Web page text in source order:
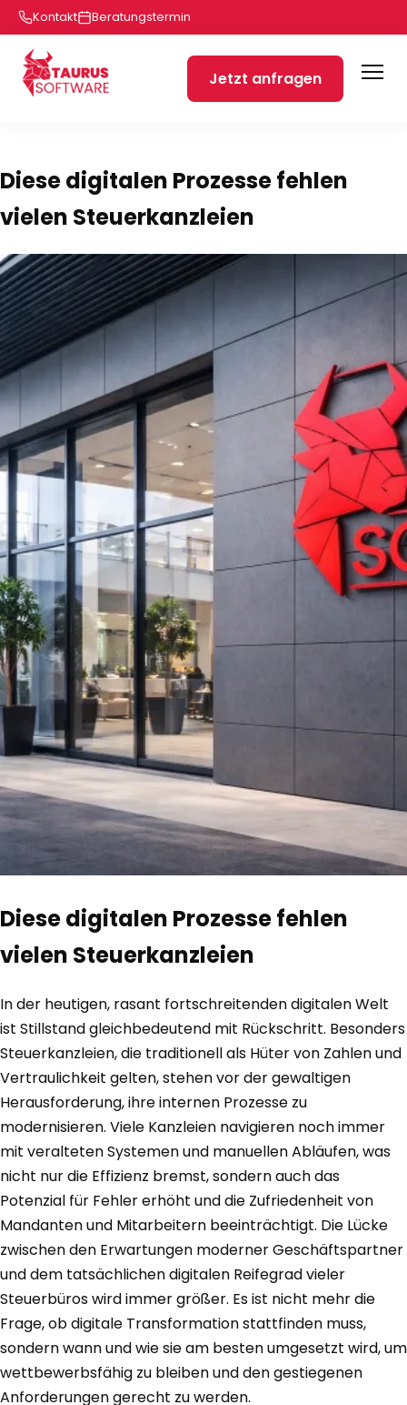
Kontakt Beratungstermin
Jetzt anfragen
Diese digitalen Prozesse fehlen
vielen Steuerkanzleien
Diese digitalen Prozesse fehlen
vielen Steuerkanzleien
In der heutigen, rasant fortschreitenden digitalen Welt
ist Stillstand gleichbedeutend mit Rückschritt. Besonders
Steuerkanzleien, die traditionell als Hüter von Zahlen und
Vertraulichkeit gelten, stehen vor der gewaltigen
Herausforderung, ihre internen Prozesse zu
modernisieren. Viele Kanzleien navigieren noch immer
mit veralteten Systemen und manuellen Abläufen, was
nicht nur die Effizienz bremst, sondern auch das
Potenzial für Fehler erhöht und die Zufriedenheit von
Mandanten und Mitarbeitern beeinträchtigt. Die Lücke
zwischen den Erwartungen moderner Geschäftspartner
und dem tatsächlichen digitalen Reifegrad vieler
Steuerbüros wird immer größer. Es ist nicht mehr die
Frage, ob digitale Transformation stattfinden muss,
sondern wann und wie sie am besten umgesetzt wird, um
wettbewerbsfähig zu bleiben und den gestiegenen
Anforderungen gerecht zu werden.